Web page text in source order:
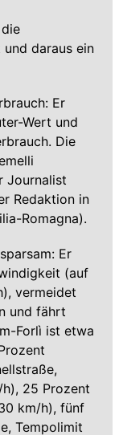
daraus ein
Er
Wert und
Die
Journalist
Redaktion in
Romagna).
Er
(auf
vermeidet
und fährt
Forlì ist etwa
25 Prozent
km/h), fünf
Tempolimit